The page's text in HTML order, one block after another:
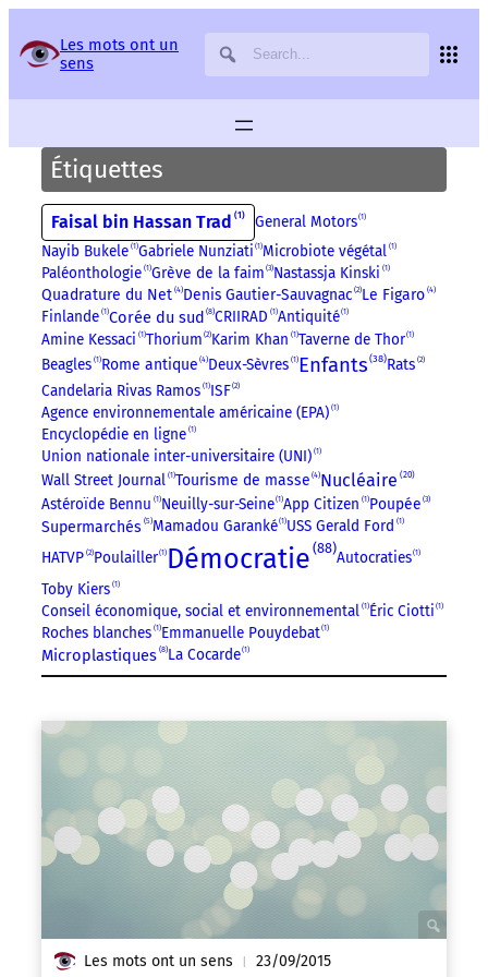
Les mots ont un
sens
Étiquettes
Faisal bin Hassan Trad 1 General Motors 1
Nayib Bukele 1 Gabriele Nunziati 1 Microbiote végétal 1
Paléonthologie 1 Grève de la faim 3 Nastassja Kinski 1
Quadrature du Net 4 Denis Gautier-Sauvagnac 2 Le Figaro 4
Finlande 1 Corée du sud 8 CRIIRAD 1 Antiquité 1
Amine Kessaci 1 Thorium 2 Karim Khan 1 Taverne de Thor 1
Beagles 1 Rome antique 4 Deux-Sèvres 1 Enfants 38 Rats 2
Candelaria Rivas Ramos 1 ISF 2
Agence environnementale américaine (EPA) 1
Encyclopédie en ligne 1
Union nationale inter-universitaire (UNI) 1
Wall Street Journal 1 Tourisme de masse 4 Nucléaire 20
Astéroïde Bennu 1 Neuilly-sur-Seine 1 App Citizen 1 Poupée 3
Supermarchés 5 Mamadou Garanké 1 USS Gerald Ford 1
HATVP 2 Poulailler 1 Démocratie 88
Autocraties 1
Toby Kiers 1
Conseil économique, social et environnemental 1 Éric Ciotti 1
Roches blanches 1 Emmanuelle Pouydebat 1
Microplastiques 8 La Cocarde 1
Les mots ont un sens | 23/09/2015
Panneau de gestion des services